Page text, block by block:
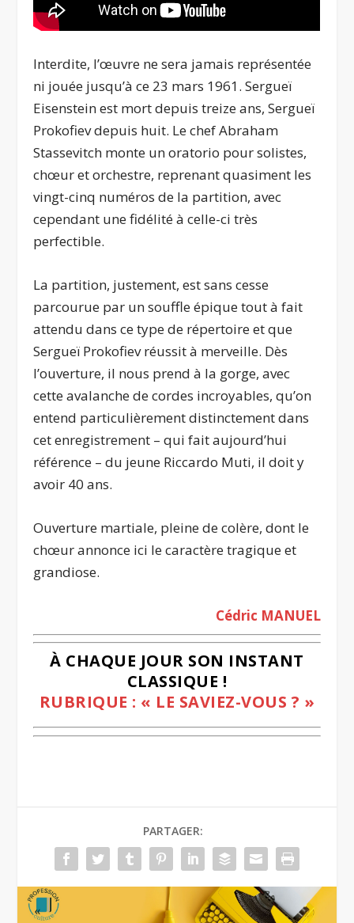
Interdite, l’œuvre ne sera jamais représentée
ni jouée jusqu’à ce 23 mars 1961. Sergueï
Eisenstein est mort depuis treize ans, Sergueï
Prokofiev depuis huit. Le chefAbraham
Stassevitch monte un oratorio pour solistes,
chœur et orchestre, reprenant quasiment les
vingt-cinq numéros de la partition, avec
cependant une fidélité à celle-ci très
perfectible.
La partition, justement, est sans cesse
parcourue par un souffle épique tout à fait
attendu dans ce type de répertoire et que
Sergueï Prokofiev réussit à merveille. Dès
l’ouverture, il nous prend à la gorge, avec
cette avalanche de cordes incroyables, qu’on
entend particulièrement distinctement dans
cet enregistrement – qui fait aujourd’hui
référence – du jeune Riccardo Muti, il doit y
avoir 40 ans.
Ouverture martiale, pleine de colère, dont le
chœur annonce ici le caractère tragique et
grandiose.
Cédric MANUEL
À CHAQUE JOUR SON INSTANT
CLASSIQUE !
RUBRIQUE : « LE SAVIEZ-VOUS ? »
PARTAGER: